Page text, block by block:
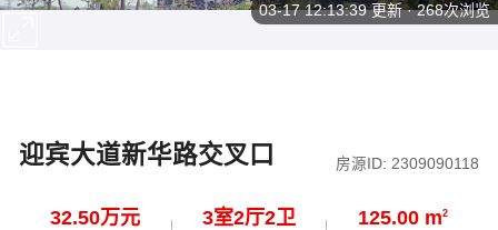
迎宾大道新华路交叉口 房源ID: 2309090118
32.50万元 3室2厅2卫 125.00 m2
03-17 12:13:39更新 · 268次浏览